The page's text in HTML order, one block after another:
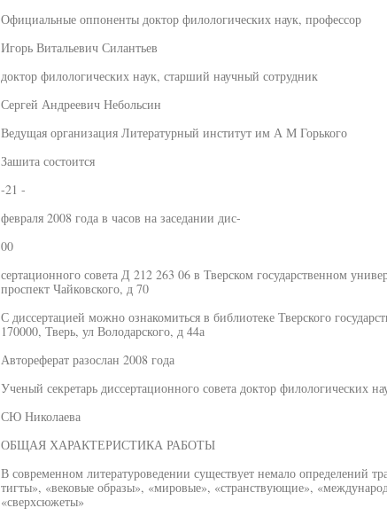
Официальные оппоненты доктор филологических наук, профессор
Игорь Витальевич Силантьев
доктор филологических наук, старший научный сотрудник
Сергей Андреевич Небольсин
Ведущая организация Литературный институт им А М Горького
Зашита состоится
-21 -
февраля 2008 года в часов на заседании дис-
00
сертационного совета Д 212 263 06 в Тверском государственном
проспект Чайковского, д 70
С диссертацией можно ознакомиться в библиотеке Тверского
170000, Тверь, ул Володарского, д 44а
Автореферат разослан 2008 года
Ученый секретарь диссертационного совета доктор филологических
СЮ Николаева
ОБЩАЯ ХАРАКТЕРИСТИКА РАБОТЫ
В современном литературоведении существует немало определений
тигты», «вековые образы», «мировые», «странствующие»,
«сверхсюжеты»